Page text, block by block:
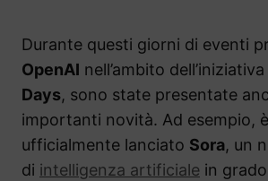
Durante questi giorni di eventi
OpenAI nell’ambito dell’iniziativa
Days, sono state presentate
importanti novità. Ad esempio,
ufficialmente lanciato Sora, un
di intelligenza artificiale in